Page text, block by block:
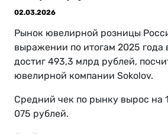
02.03.2026
Рынок ювелирной розницы
выражении по итогам 2025 года
достиг 493,3 млрд рублей,
ювелирной компании Sokolov.
Средний чек по рынку вырос на
075 рублей.